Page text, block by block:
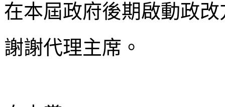
在本屆政府後期啟動政改
謝謝代理主席。